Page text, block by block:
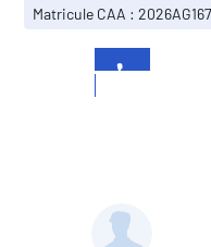
Matricule CAA : 2026AG167